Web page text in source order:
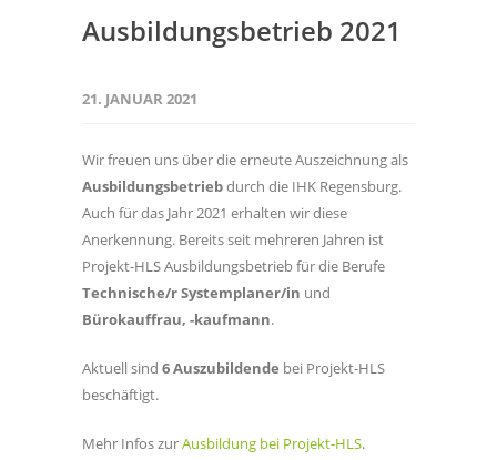
Ausbildungsbetrieb 2021
21. JANUAR 2021
Wir freuen uns über die erneute Auszeichnung als
Ausbildungsbetriebdurch die IHK Regensburg.
Auch für das Jahr 2021 erhalten wir diese
Anerkennung. Bereits seit mehreren Jahren ist
Projekt-HLS Ausbildungsbetrieb für die Berufe
Technische/r Systemplaner/in und
Bürokauffrau, -kaufmann.
Aktuell sind 6 Auszubildende bei Projekt-HLS
beschäftigt.
Mehr Infos zurAusbildung bei Projekt-HLS.